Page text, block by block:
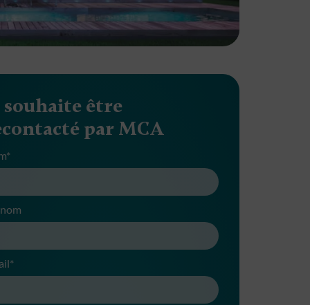
souhaite être
par MCA